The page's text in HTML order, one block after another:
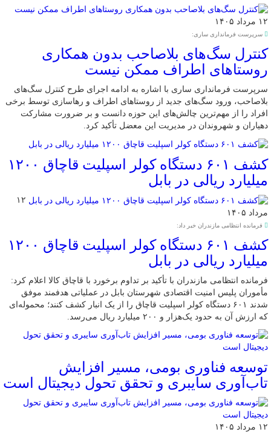
۱۲ مرداد ۱۴۰۵
سرپرست فرمانداری ساری:
کنترل سگ‌های بلاصاحب بدون همکاری
روستاهای اطراف ممکن نیست
سرپرست فرمانداری ساری با اشاره به ادامه اجرای طرح کنترل سگ‌های
بلاصاحب، ورود سگ‌های جدید از روستاهای اطراف و رهاسازی توسط برخی
افراد را از مهم‌ترین چالش‌های این حوزه دانست و بر ضرورت مشارکت
دهیاران و شهروندان در مدیریت این معضل تأکید کرد.
کشف ۶۰۱ دستگاه کولر اسپلیت قاچاق ۱۲۰۰
میلیارد ریالی در بابل
۱۲
مرداد ۱۴۰۵
فرمانده انتظامی مازندران خبر داد:
کشف ۶۰۱ دستگاه کولر اسپلیت قاچاق ۱۲۰۰
میلیارد ریالی در بابل
فرمانده انتظامی مازندران با تأکید بر تداوم برخورد با قاچاق کالا اعلام کرد:
مأموران پلیس امنیت اقتصادی شهرستان بابل در عملیاتی هدفمند موفق
شدند ۶۰۱ دستگاه کولر اسپلیت قاچاق را از یک انبار کشف کنند؛ محموله‌ای
که ارزش آن به حدود یک‌هزار و ۲۰۰ میلیارد ریال می‌رسد.
توسعه فناوری بومی، مسیر افزایش
تاب‌آوری سایبری و تحقق تحول دیجیتال است
۱۲ مرداد ۱۴۰۵